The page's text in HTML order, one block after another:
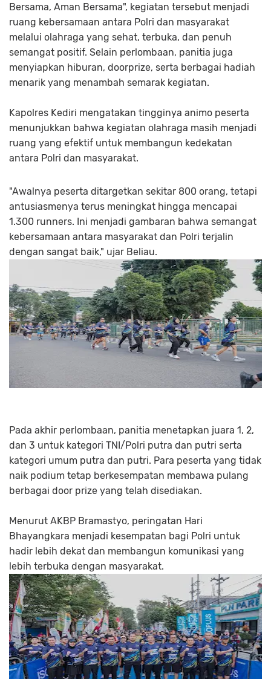
Bersama, Aman Bersama", kegiatan tersebut menjadi
ruang kebersamaan antara Polri dan masyarakat
melalui olahraga yang sehat, terbuka, dan penuh
semangat positif. Selain perlombaan, panitia juga
menyiapkan hiburan, doorprize, serta berbagai hadiah
menarik yang menambah semarak kegiatan.
Kapolres Kediri mengatakan tingginya animo peserta
menunjukkan bahwa kegiatan olahraga masih menjadi
ruang yang efektif untuk membangun kedekatan
antara Polri dan masyarakat.
"Awalnya peserta ditargetkan sekitar 800 orang, tetapi
antusiasmenya terus meningkat hingga mencapai
1.300 runners. Ini menjadi gambaran bahwa semangat
kebersamaan antara masyarakat dan Polri terjalin
dengan sangat baik," ujar Beliau.
Pada akhir perlombaan, panitia menetapkan juara 1, 2,
dan 3 untuk kategori TNI/Polri putra dan putri serta
kategori umum putra dan putri. Para peserta yang tidak
naik podium tetap berkesempatan membawa pulang
berbagai door prize yang telah disediakan.
Menurut AKBP Bramastyo, peringatan Hari
Bhayangkara menjadi kesempatan bagi Polri untuk
hadir lebih dekat dan membangun komunikasi yang
lebih terbuka dengan masyarakat.